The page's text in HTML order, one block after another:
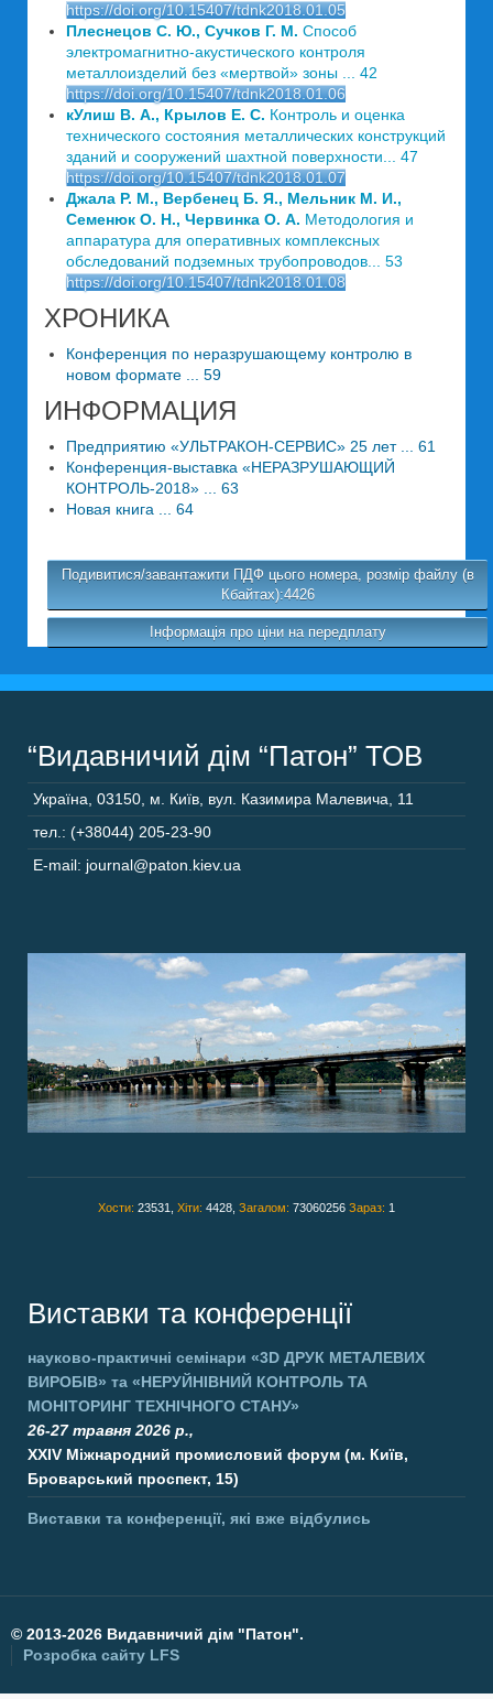
https://doi.org/10.15407/tdnk2018.01.05
Плеснецов С. Ю., Сучков Г. М. Способ
электромагнитно-акустического контроля
металлоизделий без «мертвой» зоны ... 42
https://doi.org/10.15407/tdnk2018.01.06
кУлиш В. А., Крылов Е. С. Контроль и оценка
технического состояния металлических конструкций
зданий и сооружений шахтной поверхности... 47
https://doi.org/10.15407/tdnk2018.01.07
Джала Р. М., Вербенец Б. Я., Мельник М. И.,
Семенюк О. Н., Червинка О. А. Методология и
аппаратура для оперативных комплексных
обследований подземных трубопроводов... 53
https://doi.org/10.15407/tdnk2018.01.08
ХРОНИКА
Конференция по неразрушающему контролю в
новом формате ... 59
ИНФОРМАЦИЯ
Предприятию «УЛЬТРАКОН-СЕРВИС» 25 лет ... 61
Конференция-выставка «НЕРАЗРУШАЮЩИЙ
КОНТРОЛЬ-2018» ... 63
Новая книга ... 64
Подивитися/завантажити ПДФ цього номера, розмір файлу (в
Кбайтах):4426
Інформація про ціни на передплату
“Видавничий дім “Патон” ТОВ
Україна 03150 м. Київ, вул. Казимира Малевича, 11
тел.: (+38044) 205-23-90
E-mail: journal@paton.kiev.ua
Хости: 23531, Хіти: 4428, Загалом: 73060256 Зараз: 1
Виставки та конференції
науково-практичні семінари «3D ДРУК МЕТАЛЕВИХ
ВИРОБІВ» та «НЕРУЙНІВНИЙ КОНТРОЛЬ ТА
МОНІТОРИНГ ТЕХНІЧНОГО СТАНУ»
26-27 травня 2026 р.,
XXIV Міжнародний промисловий форум (м. Київ,
Броварський проспект, 15)
Виставки та конференції, які вже відбулись
© 2013-2026 Видавничий дім "Патон".
Розробка сайту LFS